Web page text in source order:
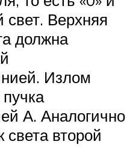
Верхняя
должна
Излом
А. Аналогично
света второй